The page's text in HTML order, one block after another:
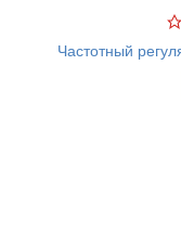
Частотный